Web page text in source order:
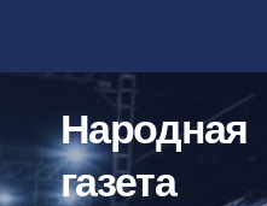
содержимому
Народная
газета